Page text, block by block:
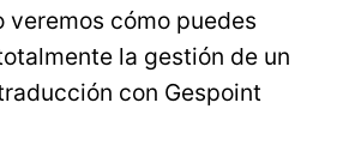
veremos cómo puedes
la gestión de un
con Gespoint